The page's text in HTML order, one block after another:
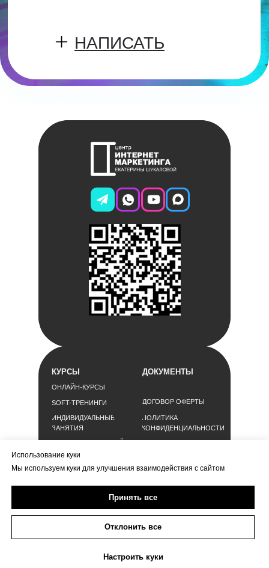
Использование куки
Мы используем куки для улучшения взаимодействия с сайтом
Принять все
Отклонить все
Настроить куки
НАПИСАТЬ
ИП ШУКАЛОВА ЕКАТЕРИНА ВЯЧЕСЛАВОВНА
ИНН 366300584805
ОНЛАЙН-КУРСЫ
SOFT-ТРЕНИНГИ
ИНДИВИДУАЛЬНЫЕ
ЗАНЯТИЯ
ДЛЯ РУКОВОДИТЕЛЕЙ
ДЛЯ PR-СЛУЖБ
КУРСЫ ДОКУМЕНТЫ
ДОГОВОР ОФЕРТЫ
ПОЛИТИКА
КОНФИДЕНЦИАЛЬНОСТИ
ПЕРСОНАЛЬНЫХ
ДАННЫХ